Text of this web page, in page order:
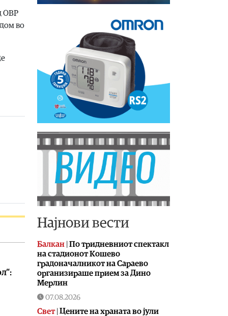
ОВР
во
Најнови вести
Балкан | По тридневниот спектакл
на стадионот Кошево
градоначалникот на Сараево
организираше прием за Дино
Мерлин
07.08.2026
Свет| Цените на храната во јули